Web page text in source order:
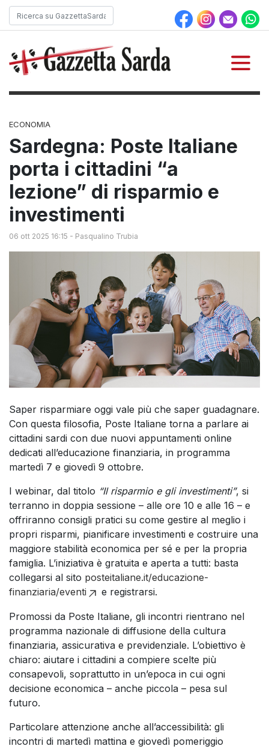
ECONOMIA
Sardegna: Poste Italiane
porta i cittadini “a
lezione” di risparmio e
investimenti
06 ott 2025 16:15 - Pasqualino Trubia
Saper risparmiare oggi vale più che saper guadagnare.
Con questa filosofia, Poste Italiane torna a parlare ai
cittadini sardi con due nuovi appuntamenti online
dedicati all’educazione finanziaria, in programma
martedì 7 e giovedì 9 ottobre.
I webinar, dal titolo “Il risparmio e gli investimenti”, si
terranno in doppia sessione – alle ore 10 e alle 16 – e
offriranno consigli pratici su come gestire al meglio i
propri risparmi, pianificare investimenti e costruire una
maggiore stabilità economica per sé e per la propria
famiglia. L’iniziativa è gratuita e aperta a tutti: basta
collegarsi al sito posteitaliane.it/educazione-
finanziaria/eventi
e registrarsi.
Promossi da Poste Italiane, gli incontri rientrano nel
programma nazionale di diffusione della cultura
finanziaria, assicurativa e previdenziale. L’obiettivo è
chiaro: aiutare i cittadini a compiere scelte più
consapevoli, soprattutto in un’epoca in cui ogni
decisione economica – anche piccola – pesa sul
futuro.
Particolare attenzione anche all’accessibilità: gli
incontri di martedì mattina e giovedì pomeriggio